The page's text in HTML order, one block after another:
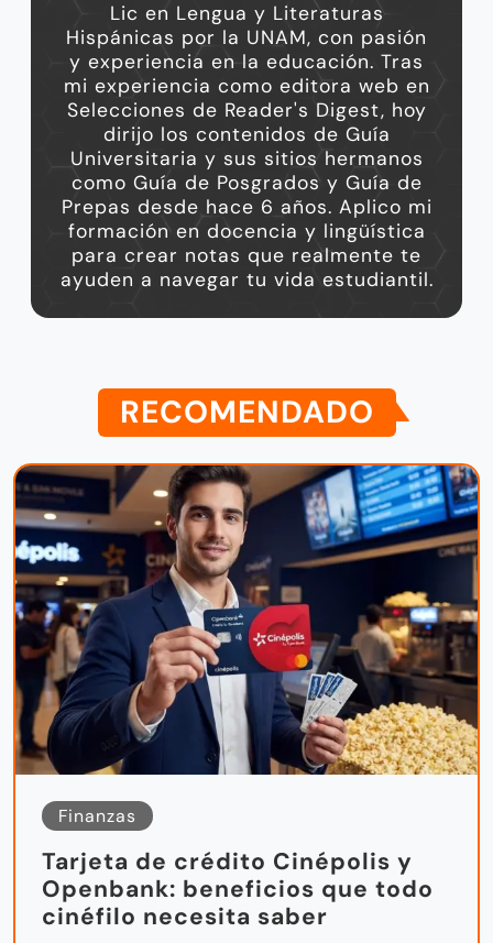
Lic en Lengua y Literaturas
Hispánicas por la UNAM, con pasión
y experiencia en la educación. Tras
mi experiencia como editora web en
Selecciones de Reader's Digest, hoy
dirijo los contenidos de Guía
Universitaria y sus sitios hermanos
como Guía de Posgrados y Guía de
Prepas desde hace 6 años. Aplico mi
formación en docencia y lingüística
para crear notas que realmente te
ayuden a navegar tu vida estudiantil.
RECOMENDADO
Finanzas
Tarjeta de crédito Cinépolis y
Openbank: beneficios que todo
cinéfilo necesita saber